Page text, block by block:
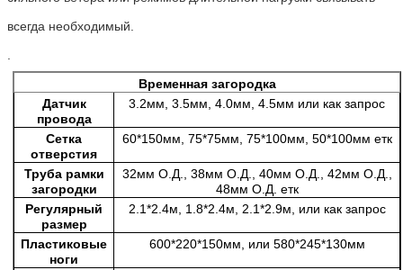
всегда необходимый.
Временная загородка
Датчик
провода
3.2мм, 3.5мм, 4.0мм, 4.5мм или как запрос
Сетка
отверстия
60*150мм, 75*75мм, 75*100мм, 50*100мм етк
Труба рамки
загородки
32мм О.Д., 38мм О.Д., 40мм О.Д., 42мм О.Д.,
48мм О.Д. етк
Регулярный
размер
2.1*2.4м, 1.8*2.4м, 2.1*2.9м, или как запрос
Пластиковые
ноги
600*220*150мм, или 580*245*130мм